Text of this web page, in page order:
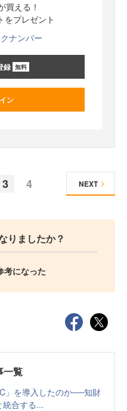
買える！
をプレゼント
ナンバー
録 無料
ン
3 4 NEXT
りましたか？
考になった
一覧
」を導入したのか──知財
合する...